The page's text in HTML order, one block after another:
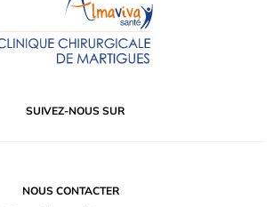
SUIVEZ-NOUS SUR
NOUS CONTACTER